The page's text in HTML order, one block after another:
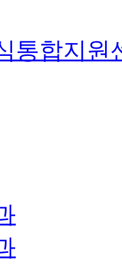
통합지원